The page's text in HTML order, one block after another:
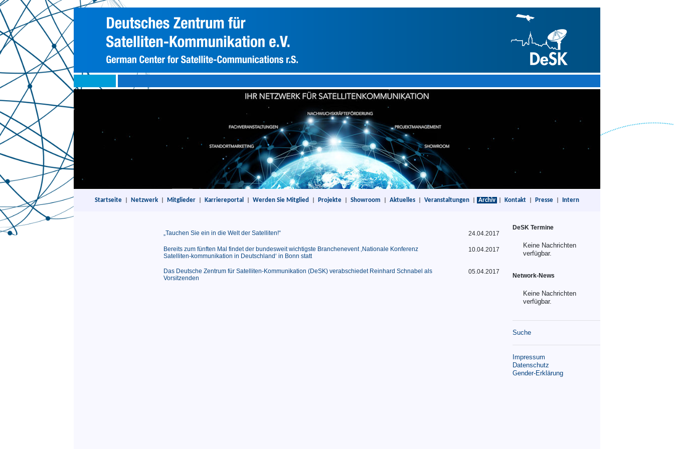
Startseite Netzwerk Mitglieder Karriereportal Werden Sie Mitglied Projekte Showroom Aktuelles Veranstaltungen Archiv Kontakt Presse Intern
„Tauchen Sie ein in die Welt der Satelliten!“ 24.04.2017
Bereits zum fünften Mal findet der bundesweit wichtigste Branchenevent ‚Nationale Konferenz
Satelliten-kommunikation in Deutschland‘ in Bonn statt
10.04.2017
Das Deutsche Zentrum für Satelliten-Kommunikation (DeSK) verabschiedet Reinhard Schnabel als
Vorsitzenden
05.04.2017
DeSK Termine
Keine Nachrichten
verfügbar.
Network-News
Keine Nachrichten
verfügbar.
Suche
Impressum
Datenschutz
Gender-Erklärung